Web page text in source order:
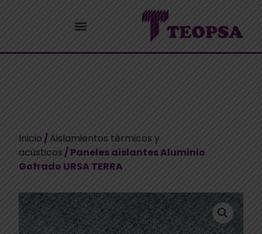
Inicio/Aislamientos térmicos y
acústicos/ Paneles aislantes Aluminio
Gofrado URSA TERRA